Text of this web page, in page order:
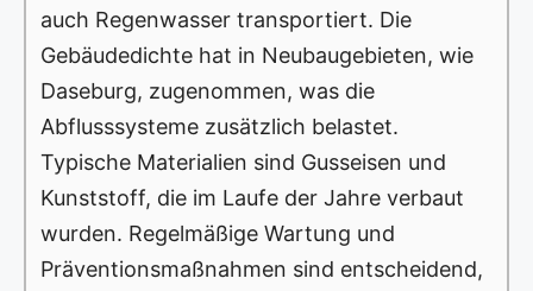
auch Regenwasser transportiert. Die
Gebäudedichte hat in Neubaugebieten, wie
Daseburg, zugenommen, was die
Abflusssysteme zusätzlich belastet.
Typische Materialien sind Gusseisen und
Kunststoff, die im Laufe der Jahre verbaut
wurden. Regelmäßige Wartung und
Präventionsmaßnahmen sind entscheidend,